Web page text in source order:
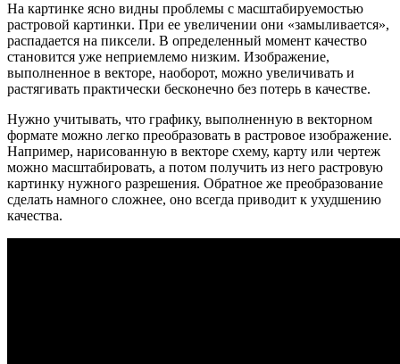
На картинке ясно видны проблемы с масштабируемостью
растровой картинки. При ее увеличении они «замыливается»,
распадается на пиксели. В определенный момент качество
становится уже неприемлемо низким. Изображение,
выполненное в векторе, наоборот, можно увеличивать и
растягивать практически бесконечно без потерь в качестве.
Нужно учитывать, что графику, выполненную в векторном
формате можно легко преобразовать в растровое изображение.
Например, нарисованную в векторе схему, карту или чертеж
можно масштабировать, а потом получить из него растровую
картинку нужного разрешения. Обратное же преобразование
сделать намного сложнее, оно всегда приводит к ухудшению
качества.